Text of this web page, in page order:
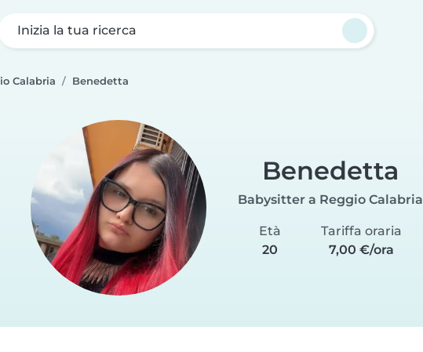
Inizia la tua ricerca
Calabria Benedetta
Benedetta
Babysitter a Reggio Calabria
Età
20
Tariffa oraria
7,00 €/ora